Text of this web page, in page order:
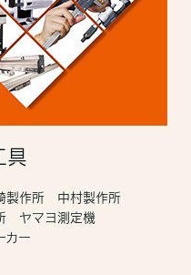
具
製作所 中村製作所
ヤマヨ測定機
カー